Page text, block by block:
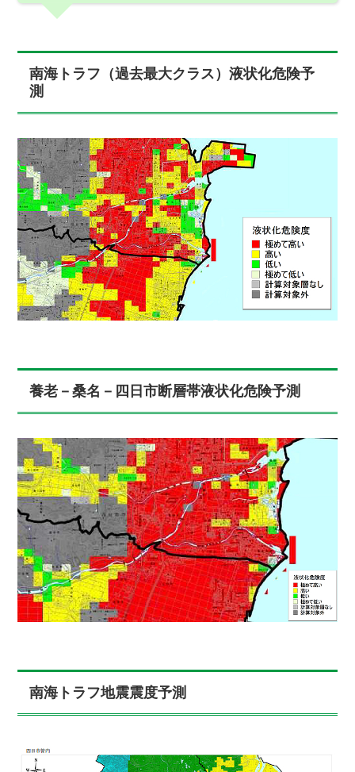
南海トラフ（過去最大クラス）液状化危険予
測
養老－桑名－四日市断層帯液状化危険予測
南海トラフ地震震度予測